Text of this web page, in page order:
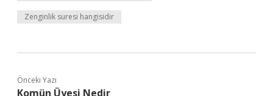
Zenginlik suresi hangisidir
Önceki Yazı
Komün Üyesi Nedir